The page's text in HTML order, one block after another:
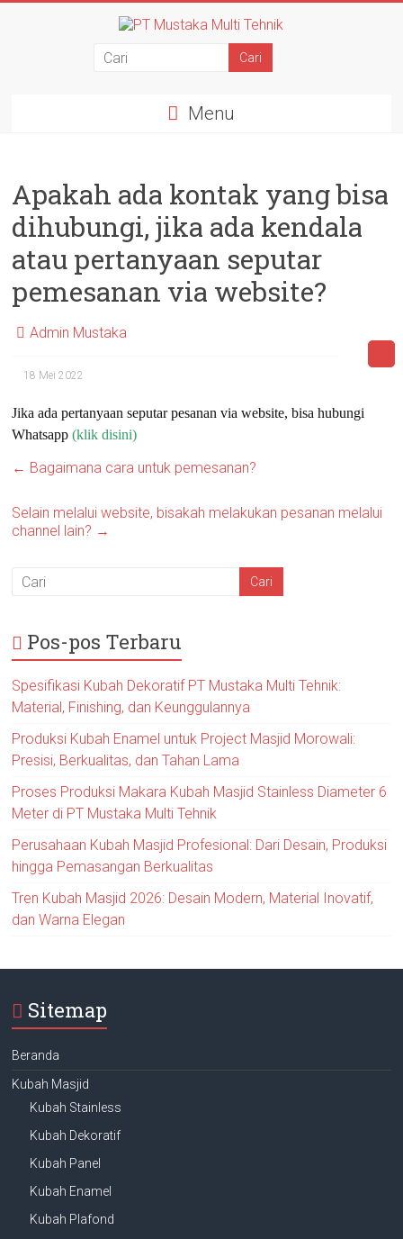
Menu
Apakah ada kontak yang bisa
dihubungi, jika ada kendala
atau pertanyaan seputar
pemesanan via website?
Admin Mustaka
18 Mei 2022
Jika ada pertanyaan seputar pesanan via website, bisa hubungi
Whatsapp(klik disini)
← Bagaimana cara untuk pemesanan?
Selain melalui website, bisakah melakukan pesanan melalui
channel lain? →
Pos-pos Terbaru
Spesifikasi Kubah Dekoratif PT Mustaka Multi Tehnik:
Material, Finishing, dan Keunggulannya
Produksi Kubah Enamel untuk Project Masjid Morowali:
Presisi, Berkualitas, dan Tahan Lama
Proses Produksi Makara Kubah Masjid Stainless Diameter 6
Meter di PT Mustaka Multi Tehnik
Perusahaan Kubah Masjid Profesional: Dari Desain, Produksi
hingga Pemasangan Berkualitas
Tren Kubah Masjid 2026: Desain Modern, Material Inovatif,
dan Warna Elegan
Sitemap
Beranda
Kubah Masjid
Kubah Stainless
Kubah Dekoratif
Kubah Panel
Kubah Enamel
Kubah Plafond